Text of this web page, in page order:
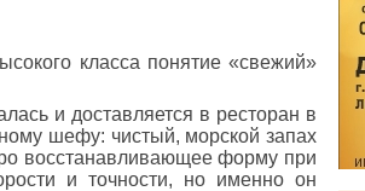
класса понятие «свежий»
и доставляется в ресторан в
шефу: чистый, морской запах
восстанавливающее форму при
и точности, но именно он